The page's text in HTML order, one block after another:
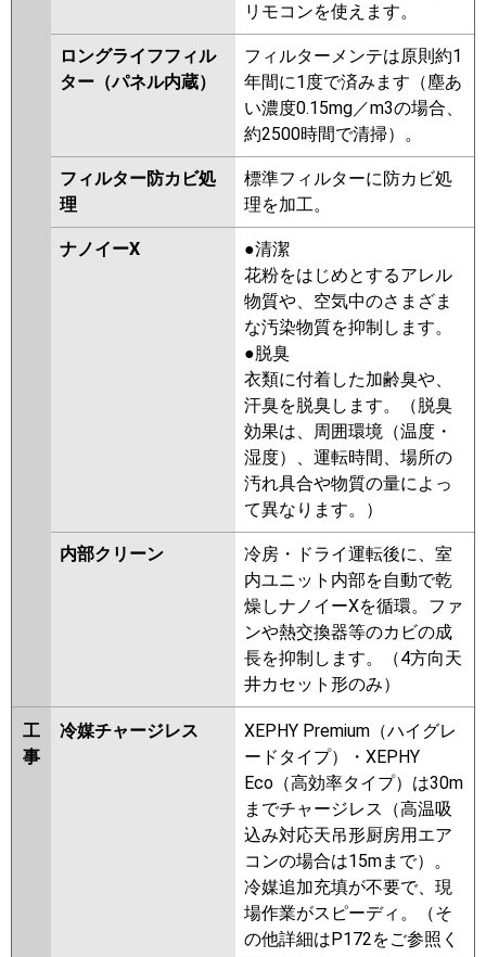
リモコンを使えます。
ロングライフフィル
ター（パネル内蔵）
フィルターメンテは原則約1
年間に1度で済みます（塵あ
い濃度0.15mg／m3の場合、
約2500時間で清掃）。
フィルター防カビ処
理
標準フィルターに防カビ処
理を加工。
ナノイーX
●清潔
花粉をはじめとするアレル
物質や、空気中のさまざま
な汚染物質を抑制します。
●脱臭
衣類に付着した加齢臭や、
汗臭を脱臭します。（脱臭
効果は、周囲環境（温度・
湿度）、運転時間、場所の
汚れ具合や物質の量によっ
て異なります。）
内部クリーン
冷房・ドライ運転後に、室
内ユニット内部を自動で乾
燥しナノイーXを循環。ファ
ンや熱交換器等のカビの成
長を抑制します。（4方向天
井カセット形のみ）
工
事
冷媒チャージレス
XEPHY Premium（ハイグレ
ードタイプ）・XEPHY
Eco（高効率タイプ）は30m
までチャージレス（高温吸
込み対応天吊形厨房用エア
コンの場合は15mまで）。
冷媒追加充填が不要で、現
場作業がスピーディ。（そ
の他詳細はP172をご参照く